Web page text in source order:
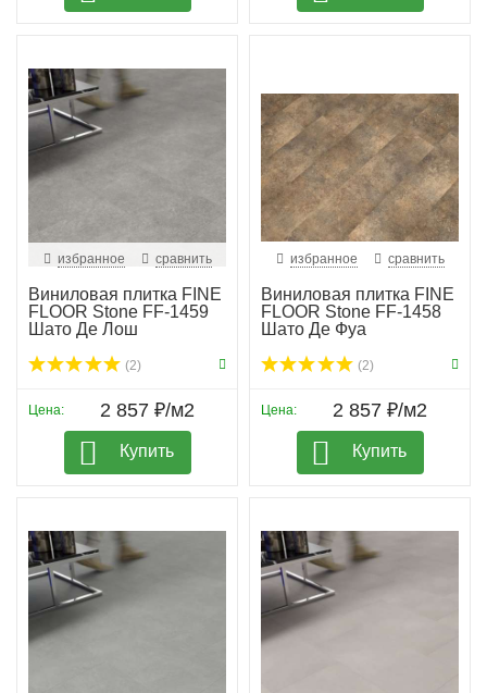
избранное сравнить
Виниловая плитка FINE
FLOOR Stone FF-1459
Шато Де Лош
(2)
Цена: 2 857 ₽/м2
Купить
избранное сравнить
Виниловая плитка FINE
FLOOR Stone FF-1458
Шато Де Фуа
(2)
Цена: 2 857 ₽/м2
Купить